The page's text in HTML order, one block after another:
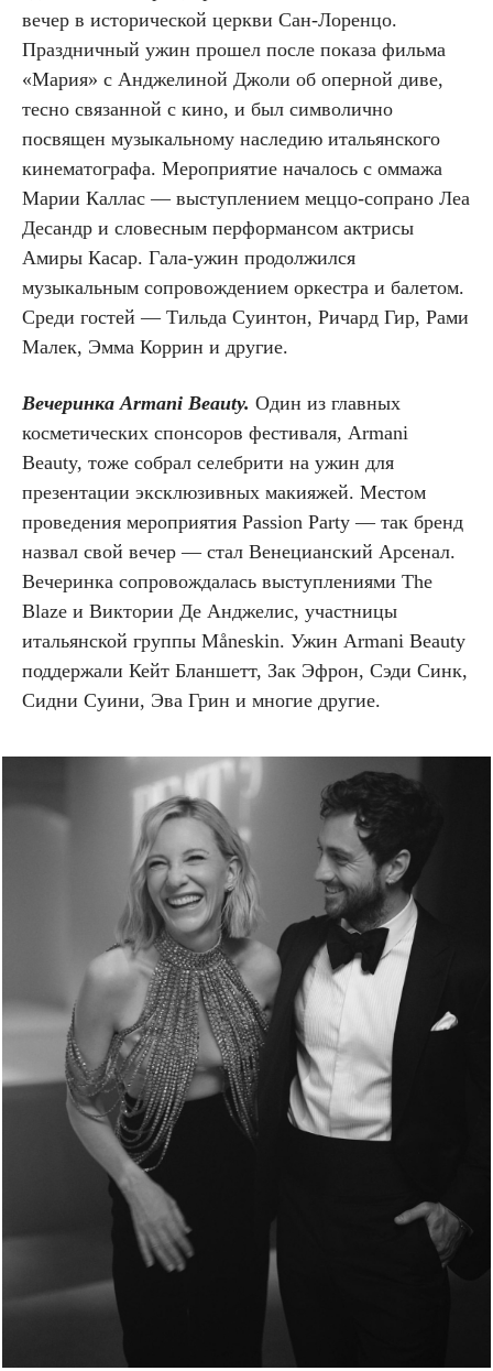
вечер в исторической церкви Сан-Лоренцо.
Праздничный ужин прошел после показа фильма
«Мария» с Анджелиной Джоли об оперной диве,
тесно связанной с кино, и был символично
посвящен музыкальному наследию итальянского
кинематографа. Мероприятие началось с оммажа
Марии Каллас — выступлением меццо-сопрано Леа
Десандр и словесным перформансом актрисы
Амиры Касар. Гала-ужин продолжился
музыкальным сопровождением оркестра и балетом.
Среди гостей — Тильда Суинтон, Ричард Гир, Рами
Малек, Эмма Коррин и другие.
Вечеринка Armani Beauty. Один из главных
косметических спонсоров фестиваля, Armani
Beauty, тоже собрал селебрити на ужин для
презентации эксклюзивных макияжей. Местом
проведения мероприятия Passion Party — так бренд
назвал свой вечер — стал Венецианский Арсенал.
Вечеринка сопровождалась выступлениями The
Blaze и Виктории Де Анджелис, участницы
итальянской группы Måneskin. Ужин Armani Beauty
поддержали Кейт Бланшетт, Зак Эфрон, Сэди Синк,
Сидни Суини, Эва Грин и многие другие.